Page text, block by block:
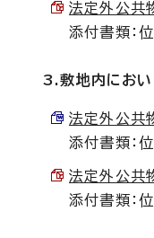
法定外公共
添付書類：
3.敷地内におい
法定外公共
添付書類：
法定外公共
添付書類：